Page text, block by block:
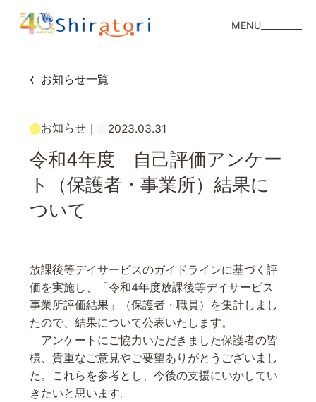
MENU
お知らせ一覧
お知らせ｜ 2023.03.31
令和4年度 自己評価アンケー
ト（保護者・事業所）結果に
ついて
放課後等デイサービスのガイドラインに基づく評
価を実施し、「令和4年度放課後等デイサービス
事業所評価結果」（保護者・職員）を集計しまし
たので、結果について公表いたします。
アンケートにご協力いただきました保護者の皆
様、貴重なご意見やご要望ありがとうございまし
た。これらを参考とし、今後の支援にいかしてい
きたいと思います。